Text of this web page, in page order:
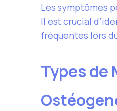
Les symptômes
Il est crucial
fréquentes lors
Types de